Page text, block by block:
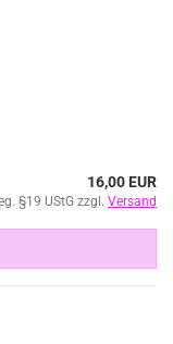
16,00 EUR
§19 UStG zzgl. Versand